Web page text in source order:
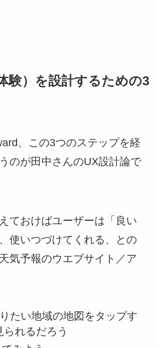
験）を設計するための3
、この3つのステップを経
のが田中さんのUX設計論で
ておけばユーザーは「良い
使いつづけてくれる、との
気予報のウエブサイト／ア
たい地域の地図をタップす
れるだろう